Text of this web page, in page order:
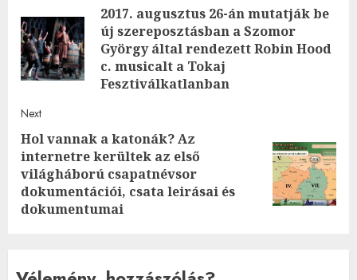
navigation2017. augusztus 26-án mutatják be
új szereposztásban a Szomor
György által rendezett Robin Hood
c. musicalt a Tokaj
Fesztiválkatlanban
Next
Next
post:
Hol vannak a katonák? Az
internetre kerültek az első
világháború csapatnévsor
dokumentációi, csata leirásai és
dokumentumai